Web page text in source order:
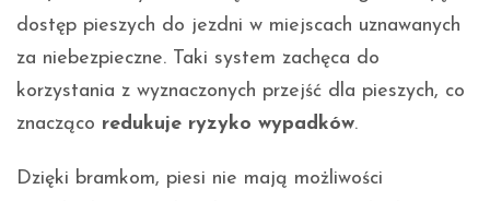
dostęp pieszych do jezdni w miejscach uznawanych
za niebezpieczne. Taki system zachęca do
korzystania z wyznaczonych przejść dla pieszych, co
znacząco redukuje ryzyko wypadków.
Dzięki bramkom, piesi nie mają możliwości